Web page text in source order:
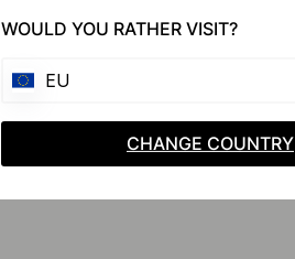
WOULD YOU RATHER VISIT?
EU
CHANGE COUNTRY